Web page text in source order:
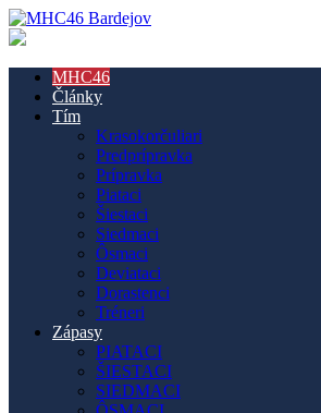
MHC46
Články
Tím
Krasokorčuliari
Predprípravka
Prípravka
Piataci
Šiestaci
Siedmaci
Ôsmaci
Deviataci
Dorastenci
Tréneri
Zápasy
PIATACI
ŠIESTACI
SIEDMACI